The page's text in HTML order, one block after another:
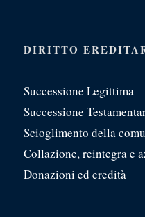
DIRITTO
Successione Legittima
Successione
Scioglimento della
Collazione, reintegra e
Donazioni ed eredità